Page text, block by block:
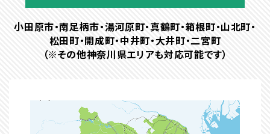
小田原市・南足柄市・湯河原町・真鶴町・箱根町・山北町・
松田町・開成町・中井町・大井町・二宮町
（※その他神奈川県エリアも対応可能です）